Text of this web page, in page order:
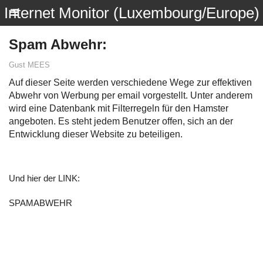
Internet Monitor (Luxembourg/Europe)
Spam Abwehr:
Gust MEES
Auf dieser Seite werden verschiedene Wege zur effektiven
Abwehr von Werbung per email vorgestellt. Unter anderem
wird eine Datenbank mit Filterregeln für den Hamster
angeboten. Es steht jedem Benutzer offen, sich an der
Entwicklung dieser Website zu beteiligen.
Und hier der LINK:
SPAMABWEHR